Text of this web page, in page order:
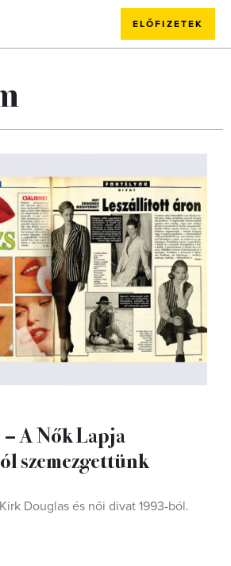
ELŐFIZETEK
A Nők Lapja
szemezgettünk
Douglas és női divat 1993-ból.